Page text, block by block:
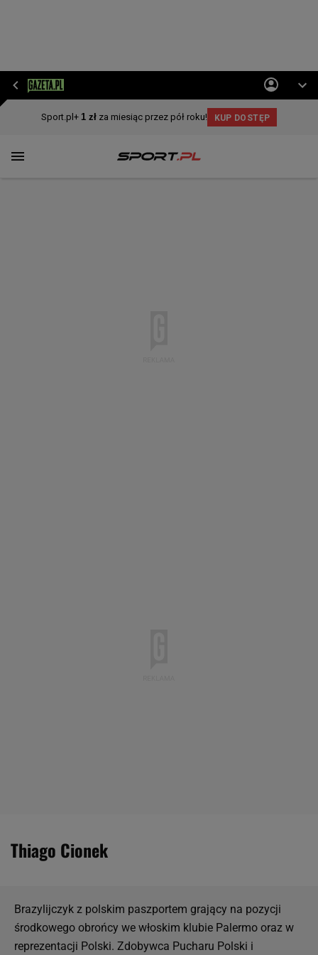
Thiago Cionek
Brazylijczyk z polskim paszportem grający na pozycji
środkowego obrońcy we włoskim klubie Palermo oraz w
reprezentacji Polski. Zdobywca Pucharu Polski i